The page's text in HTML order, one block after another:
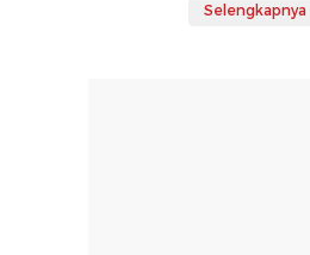
Selengkapnya